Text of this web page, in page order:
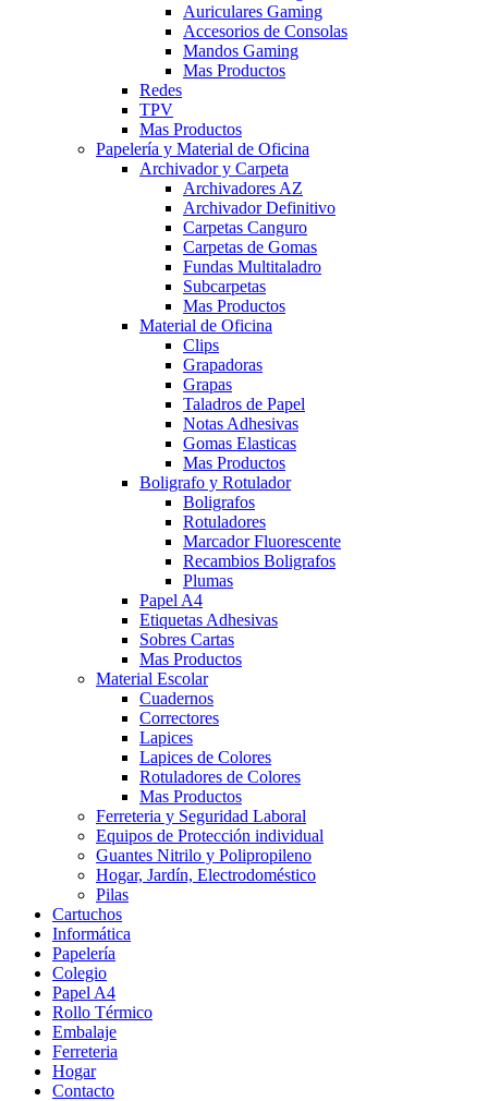
Auriculares Gaming
Accesorios de Consolas
Mandos Gaming
Mas Productos
Redes
TPV
Mas Productos
Papelería y Material de Oficina
Archivador y Carpeta
Archivadores AZ
Archivador Definitivo
Carpetas Canguro
Carpetas de Gomas
Fundas Multitaladro
Subcarpetas
Mas Productos
Material de Oficina
Clips
Grapadoras
Grapas
Taladros de Papel
Notas Adhesivas
Gomas Elasticas
Mas Productos
Boligrafo y Rotulador
Boligrafos
Rotuladores
Marcador Fluorescente
Recambios Boligrafos
Plumas
Papel A4
Etiquetas Adhesivas
Sobres Cartas
Mas Productos
Material Escolar
Cuadernos
Correctores
Lapices
Lapices de Colores
Rotuladores de Colores
Mas Productos
Ferreteria y Seguridad Laboral
Equipos de Protección individual
Guantes Nitrilo y Polipropileno
Hogar, Jardín, Electrodoméstico
Pilas
Cartuchos
Informática
Papelería
Colegio
Papel A4
Rollo Térmico
Embalaje
Ferreteria
Hogar
Contacto